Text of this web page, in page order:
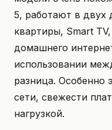
5, работают в двух
квартиры, Smart
домашнего
использовании
разница. Особенно
сети, свежести
нагрузкой.